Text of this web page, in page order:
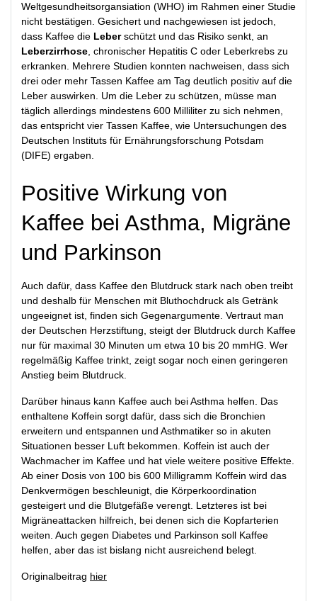
Weltgesundheitsorgansiation (WHO) im Rahmen einer Studie
nicht bestätigen. Gesichert und nachgewiesen ist jedoch,
dass Kaffee die Leberschützt und das Risiko senkt, an
Leberzirrhose, chronischer Hepatitis C oder Leberkrebs zu
erkranken. Mehrere Studien konnten nachweisen, dass sich
drei oder mehr Tassen Kaffee am Tag deutlich positiv auf die
Leber auswirken. Um die Leber zu schützen, müsse man
täglich allerdings mindestens 600 Milliliter zu sich nehmen,
das entspricht vier Tassen Kaffee, wie Untersuchungen des
Deutschen Instituts für Ernährungsforschung Potsdam
(DIFE) ergaben.
Positive Wirkung von
Kaffee bei Asthma, Migräne
und Parkinson
Auch dafür, dass Kaffee den Blutdruck stark nach oben treibt
und deshalb für Menschen mit Bluthochdruck als Getränk
ungeeignet ist, finden sich Gegenargumente. Vertraut man
der Deutschen Herzstiftung, steigt der Blutdruck durch Kaffee
nur für maximal 30 Minuten um etwa 10 bis 20 mmHG. Wer
regelmäßig Kaffee trinkt, zeigt sogar noch einen geringeren
Anstieg beim Blutdruck.
Darüber hinaus kann Kaffee auch bei Asthma helfen. Das
enthaltene Koffein sorgt dafür, dass sich die Bronchien
erweitern und entspannen und Asthmatiker so in akuten
Situationen besser Luft bekommen. Koffein ist auch der
Wachmacher im Kaffee und hat viele weitere positive Effekte.
Ab einer Dosis von 100 bis 600 Milligramm Koffein wird das
Denkvermögen beschleunigt, die Körperkoordination
gesteigert und die Blutgefäße verengt. Letzteres ist bei
Migräneattacken hilfreich, bei denen sich die Kopfarterien
weiten. Auch gegen Diabetes und Parkinson soll Kaffee
helfen, aber das ist bislang nicht ausreichend belegt.
Originalbeitrag hier